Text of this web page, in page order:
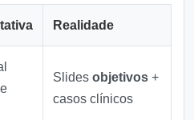
Realidade
Slides objetivos +
casos clínicos